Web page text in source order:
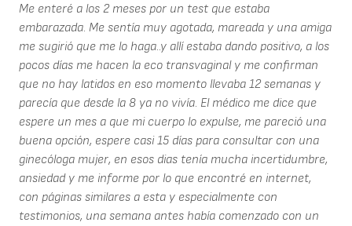
Me enteré a los 2 meses por un test que estaba
embarazada. Me sentía muy agotada, mareada y una amiga
me sugirió que me lo haga..y allí estaba dando positivo, a los
pocos días me hacen la eco transvaginal y me confirman
que no hay latidos en eso momento llevaba 12 semanas y
parecía que desde la 8 ya no vivía. El médico me dice que
espere un mes a que mi cuerpo lo expulse, me pareció una
buena opción, espere casi 15 días para consultar con una
ginecóloga mujer, en esos dias tenía mucha incertidumbre,
ansiedad y me informe por lo que encontré en internet,
con páginas similares a esta y especialmente con
testimonios, una semana antes había comenzado con un